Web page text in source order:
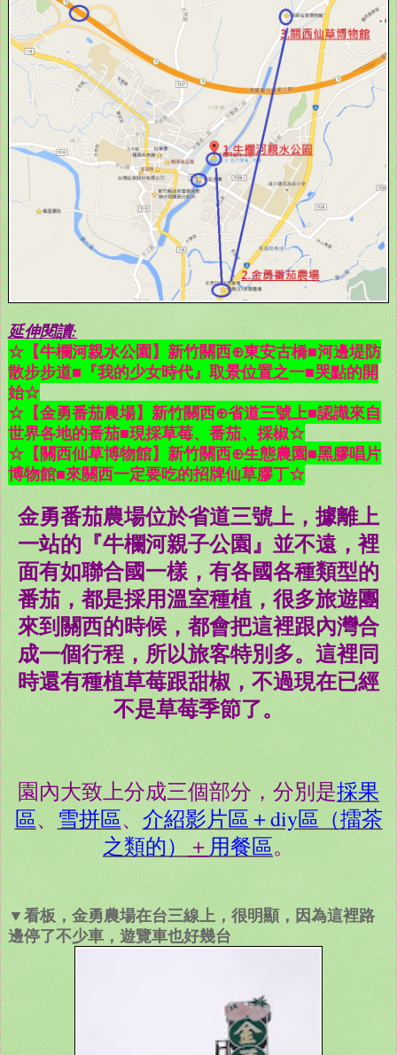
延伸閱讀:
☆【牛欄河親水公園】新竹關西⊕東安古橋■河邊堤防
散步步道■『我的少女時代』取景位置之一■哭點的開
始☆
☆【金勇番茄農場】新竹關西⊕省道三號上■認識來自
世界各地的番茄■現採草莓、番茄、採椒☆
☆【關西仙草博物館】新竹關西⊕生態農園■黑膠唱片
博物館■來關西一定要吃的招牌仙草膠丁☆
金勇番茄農場位於省道三號上，據離上
一站的『牛欄河親子公園』並不遠，裡
面有如聯合國一樣，有各國各種類型的
番茄，都是採用溫室種植，很多旅遊團
來到關西的時候，都會把這裡跟內灣合
成一個行程，所以旅客特別多。這裡同
時還有種植草莓跟甜椒，不過現在已經
不是草莓季節了。
園內大致上分成三個部分，分別是採果
區、 雪拼區、 介紹影片區＋diy區（擂茶
之類的）
＋ 用餐區。
▼看板，金勇農場在台三線上，很明顯，因為這裡路
邊停了不少車，遊覽車也好幾台